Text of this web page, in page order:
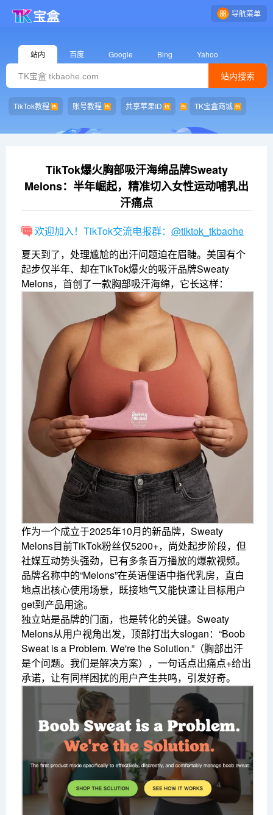
导航菜单
站内 百度 Google Bing Yahoo
站内搜索
TikTok教程 账号教程 共享苹果ID TK宝盒商城
TikTok爆火胸部吸汗海绵品牌Sweaty
Melons：半年崛起，精准切入女性运动哺乳出
汗痛点
欢迎加入！TikTok交流电报群： @tiktok_tkbaohe
夏天到了，处理尴尬的出汗问题迫在眉睫。美国有个
起步仅半年、却在TikTok爆火的吸汗品牌Sweaty
Melons，首创了一款胸部吸汗海绵，它长这样：
作为一个成立于2025年10月的新品牌，Sweaty
Melons目前TikTok粉丝仅5200+，尚处起步阶段，但
社媒互动势头强劲，已有多条百万播放的爆款视频。
品牌名称中的“Melons”在英语俚语中指代乳房，直白
地点出核心使用场景，既接地气又能快速让目标用户
get到产品用途。
独立站是品牌的门面，也是转化的关键。Sweaty
Melons从用户视角出发，顶部打出大slogan：“Boob
Sweat is a Problem. We're the Solution.”（胸部出汗
是个问题。我们是解决方案），一句话点出痛点+给出
承诺，让有同样困扰的用户产生共鸣，引发好奇。